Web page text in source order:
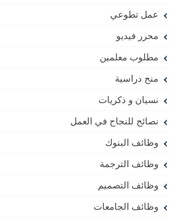
عمل تطوعي
محرر فيديو
مطلوب معلمين
منح دراسية
نسيان و ذكريات
نصائح للنجاح في العمل
وظائف البنوك
وظائف الترجمة
وظائف التصميم
وظائف الجامعات